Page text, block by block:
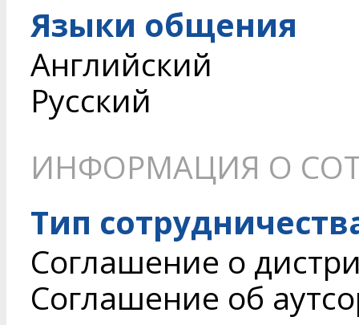
Языки общения
Английский
Русский
ИНФОРМАЦИЯ О
Тип
Соглашение о
Соглашение об